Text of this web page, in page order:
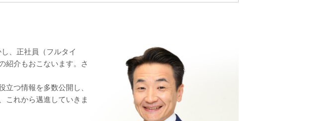
、正社員（フルタイ
紹介もおこないます。さ
つ情報を多数公開し、
これから邁進していきま